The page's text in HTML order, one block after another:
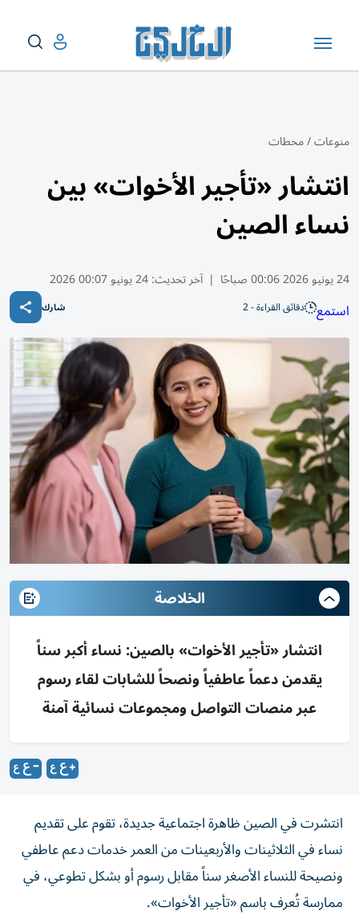
منوعات/محطات
انتشار «تأجير الأخوات» بين
نساء الصين
24 يونيو 2026 00:06 صباحًا | آخر تحديث:24 يونيو 00:07 2026
استمع دقائق القراءة - 2 شارك
الخلاصة
انتشار «تأجير الأخوات» بالصين: نساء أكبر سناً
يقدمن دعماً عاطفياً ونصحاً للشابات لقاء رسوم
عبر منصات التواصل ومجموعات نسائية آمنة
انتشرت في الصين ظاهرة اجتماعية جديدة، تقوم على تقديم
نساء في الثلاثينات والأربعينات من العمر خدمات دعم عاطفي
ونصيحة للنساء الأصغر سناً مقابل رسوم أو بشكل تطوعي، في
ممارسة تُعرف باسم «تأجير الأخوات».